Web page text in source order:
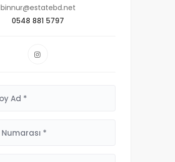
binnur@estatebd.net
0548 881 5797